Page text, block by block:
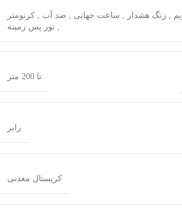
زنگ هشدار ساعت جهانی ضد آب
کرنومتر
نور پس زمینه
تا 200 متر
رابر
کریستال معدنی